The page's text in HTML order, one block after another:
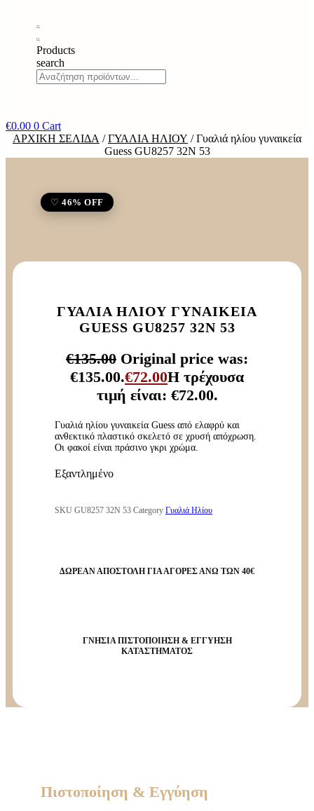
Products
search
€0.00 0 Cart
ΑΡΧΙΚΉ ΣΕΛΊΔΑ /ΓΥΑΛΙΆ ΗΛΊΟΥ / Γυαλιά ηλίου γυναικεία
Guess GU8257 32N 53
46% OFF
ΓΥΑΛΙΆ ΗΛΊΟΥ ΓΥΝΑΙΚΕΊΑ
GUESS GU8257 32N 53
€135.00 Original price was:
€135.00.€72.00Η τρέχουσα
τιμή είναι: €72.00.
Γυαλιά ηλίου γυναικεία Guess από ελαφρύ και
ανθεκτικό πλαστικό σκελετό σε χρυσή απόχρωση.
Οι φακοί είναι πράσινο γκρι χρώμα.
Εξαντλημένο
SKU GU8257 32N 53 Category Γυαλιά Ηλίου
ΔΩΡΕΑΝ ΑΠΟΣΤΟΛΗ ΓΙΑ ΑΓΟΡΕΣ ΑΝΩ ΤΩΝ 40€
ΓΝΗΣΙΑ ΠΙΣΤΟΠΟΙΗΣΗ & ΕΓΓΥΗΣΗ
ΚΑΤΑΣΤΗΜΑΤΟΣ
Πιστοποίηση & Εγγύηση